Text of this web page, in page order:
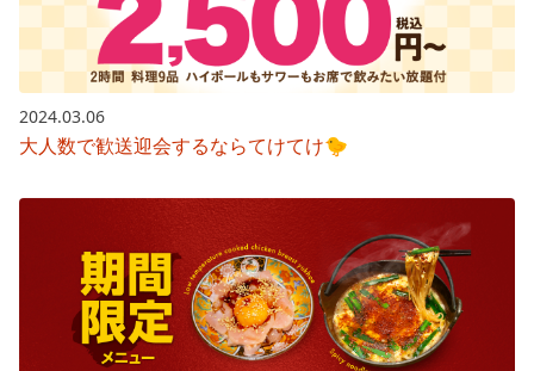
2024.03.06
大人数で歓送迎会するならてけてけ🐤